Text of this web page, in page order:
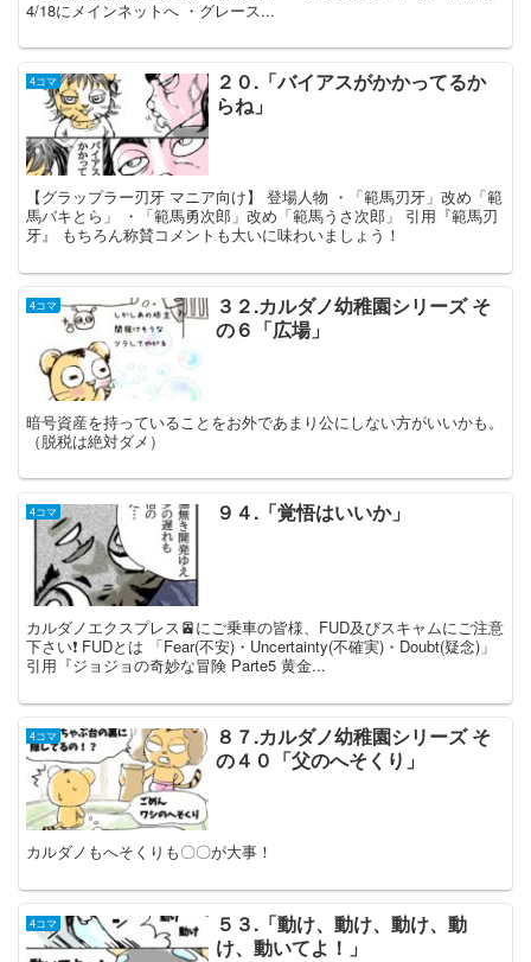
4/18にメインネットへ ・グレース...
4コマ
２０.「バイアスがかかってるか
らね」
【グラップラー刃牙 マニア向け】 登場人物 ・「範馬刃牙」改め「範
馬バキとら」 ・「範馬勇次郎」改め「範馬うさ次郎」 引用『範馬刃
牙』 もちろん称賛コメントも大いに味わいましょう！
4コマ
３２.カルダノ幼稚園シリーズ そ
の６「広場」
暗号資産を持っていることをお外であまり公にしない方がいいかも。
（脱税は絶対ダメ）
4コマ ９４.「覚悟はいいか」
カルダノエクスプレス🚈にご乗車の皆様、FUD及びスキャムにご注意
下さい❗️ FUDとは 「Fear(不安)・Uncertainty(不確実)・Doubt(疑念)」
引用『ジョジョの奇妙な冒険 Parte5 黄金...
4コマ
８７.カルダノ幼稚園シリーズ そ
の４０「父のへそくり」
カルダノもへそくりも〇〇が大事！
4コマ
５３.「動け、動け、動け、動
け、動いてよ！」